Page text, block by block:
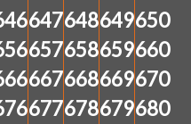
647648649650
657658659660
667668669670
677678679680